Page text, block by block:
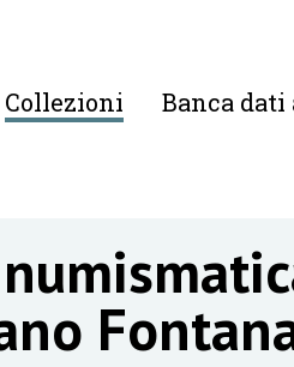
Collezioni Banca